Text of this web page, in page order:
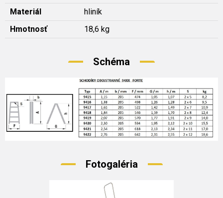
Materiál
hliník
Hmotnosť
18,6 kg
Schéma
Fotogaléria